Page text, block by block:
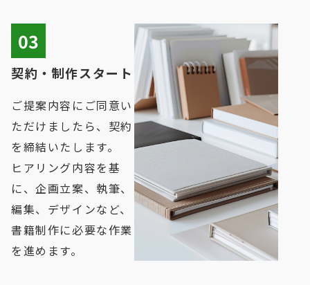
03
契約・制作スタート
ご提案内容にご同意い
ただけましたら、契約
を締結いたします。
ヒアリング内容を基
に、企画立案、執筆、
編集、デザインなど、
書籍制作に必要な作業
を進めます。